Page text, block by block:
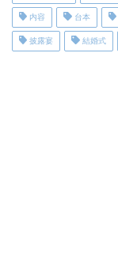
内容 台本
披露宴 結婚式